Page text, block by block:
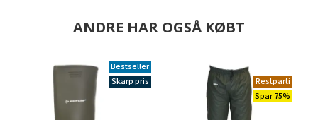
ANDRE HAR OGSÅ KØBT
Bestseller
Skarp pris
Restparti
Spar 75%